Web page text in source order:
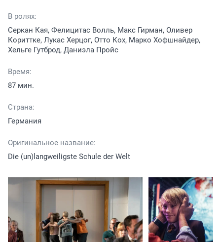
В ролях:
Серкан Кая, Фелицитас Волль, Макс Гирман, Оливер
Кориттке, Лукас Херцог, Отто Кох, Марко Хофшнайдер,
Хельге Гутброд, Даниэла Пройс
Время:
87 мин.
Страна:
Германия
Оригинальное название:
Die (un)langweiligste Schule der Welt